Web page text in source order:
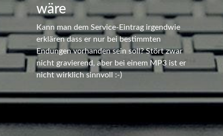
wäre
Kann man dem Service-Eintrag irgendwie
erklären dass er nur bei bestimmten
Endungen vorhanden sein soll? Stört zwar
nicht gravierend, aber bei einem MP3 ist er
nicht wirklich sinnvoll :-)